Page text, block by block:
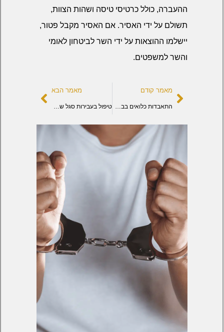
ההעברה, כולל כרטיסי טיסה ושהות הצוות,
תשולם על ידי האסיר. אם האסיר מקבל פטור,
יישלמו ההוצאות על ידי השר לביטחון לאומי
והשר למשפטים.
מאמר קודם
התאבדות כלואים בבתי הסוהר
מאמר הבא
טיפול בעבירות סגל שב"ס